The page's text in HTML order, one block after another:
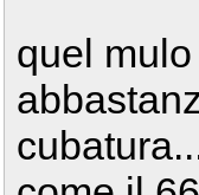
quel